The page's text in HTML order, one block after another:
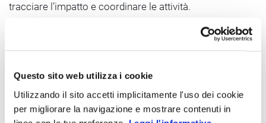
Questo sito web utilizza i cookie
Utilizzando il sito accetti implicitamente l'uso dei cookie
per migliorare la navigazione e mostrare contenuti in
tracciare l’impatto e coordinare le attività.
Sono previsti inoltre contenuti formativi sulla salute del
sangue e la prevenzione, sviluppati con esperti, oltre a
partner territoriali, associazioni del dono, riceventi e
ospedali. L’azienda riceve strumenti per raccontare il
proprio impegno e dati concreti sull’impatto generato,